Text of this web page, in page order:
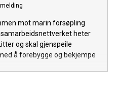
mot marin forsøpling
heter
og skal gjenspeile
å forebygge og bekjempe